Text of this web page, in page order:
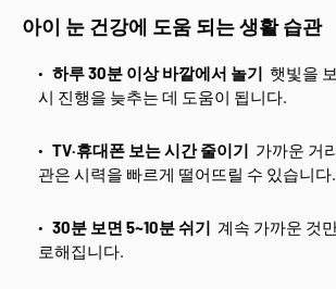
아이 눈 건강에 도움 되는 생활 습관
하루 30분 이상 바깥에서 놀기 햇빛을
시 진행을 늦추는 데 도움이 됩니다.
TV·휴대폰 보는 시간 줄이기 가까운 거
관은 시력을 빠르게 떨어뜨릴 수 있습니다.
30분 보면 5~10분 쉬기 계속 가까운 것
로해집니다.